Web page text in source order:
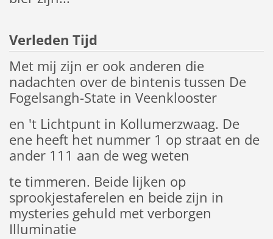
Verleden Tijd
Met mij zijn er ook anderen die
nadachten over de bintenis tussen De
Fogelsangh-State in Veenklooster
en 't Lichtpunt in Kollumerzwaag. De
ene heeft het nummer 1 op straat en de
ander 111 aan de weg weten
te timmeren. Beide lijken op
sprookjestaferelen en beide zijn in
mysteries gehuld met verborgen
Illuminatie